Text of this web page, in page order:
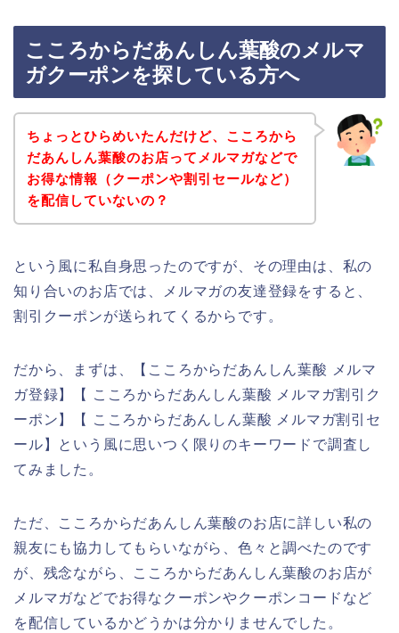
こころからだあんしん葉酸のメルマ
ガクーポンを探している方へ
ちょっとひらめいたんだけど、こころから
だあんしん葉酸のお店ってメルマガなどで
お得な情報（クーポンや割引セールなど）
を配信していないの？
という風に私自身思ったのですが、その理由は、私の
知り合いのお店では、メルマガの友達登録をすると、
割引クーポンが送られてくるからです。
だから、まずは、【こころからだあんしん葉酸 メルマ
ガ登録】【 こころからだあんしん葉酸 メルマガ割引ク
ーポン】【 こころからだあんしん葉酸 メルマガ割引セ
ール】という風に思いつく限りのキーワードで調査し
てみました。
ただ、こころからだあんしん葉酸のお店に詳しい私の
親友にも協力してもらいながら、色々と調べたのです
が、残念ながら、こころからだあんしん葉酸のお店が
メルマガなどでお得なクーポンやクーポンコードなど
を配信しているかどうかは分かりませんでした。